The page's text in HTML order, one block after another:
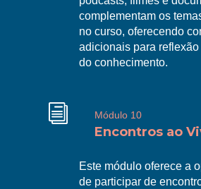
complementam os
no curso, oferecendo
adicionais para
do conhecimento.
i Módulo 10
Encontros
Este módulo oferece a
de participar de